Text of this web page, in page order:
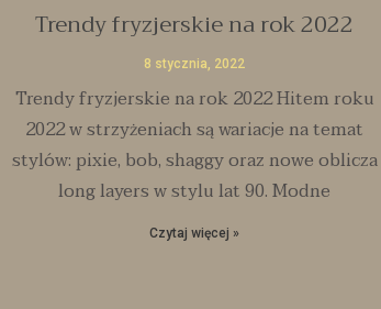
Trendy fryzjerskie na rok 2022
8 stycznia, 2022
Trendy fryzjerskie na rok 2022 Hitem roku
2022 w strzyżeniach są wariacje na temat
stylów: pixie, bob, shaggy oraz nowe oblicza
long layers w stylu lat 90. Modne
Czytaj więcej »